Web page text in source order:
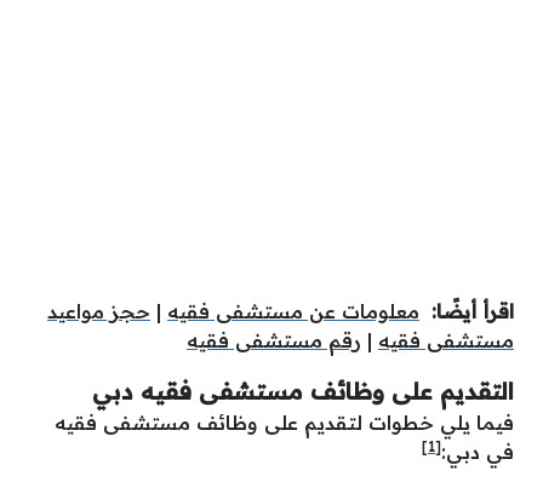
اقرأ أيضًا: معلومات عن مستشفى فقيه | حجز مواعيد
مستشفى فقيه | رقم مستشفى فقيه
التقديم على وظائف مستشفى فقيه دبي
فيما يلي خطوات لتقديم على وظائف مستشفى فقيه
في دبي:[1]